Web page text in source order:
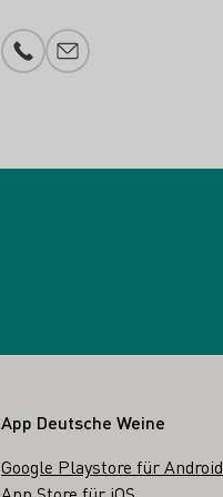
Telefonnummer
E-Mail-Adresse
App Deutsche Weine
Google Playstore für Android